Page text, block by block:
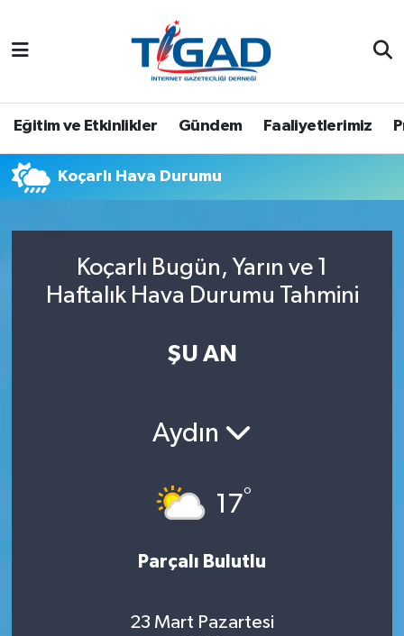
Eğitim ve Etkinlikler Gündem Faaliyetlerimiz
Koçarlı Hava Durumu
Koçarlı Bugün, Yarın ve 1
Haftalık Hava Durumu Tahmini
ŞU AN
Aydın
17°
Parçalı Bulutlu
23 Mart Pazartesi
Nöbetçi Eczaneler
Tüm Manşetler
Son Dakika Haberleri